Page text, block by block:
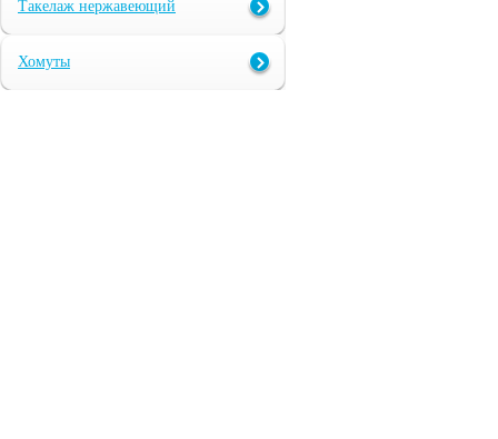
Такелаж нержавеющий
Хомуты